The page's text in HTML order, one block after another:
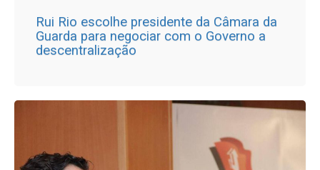
Rui Rio escolhe presidente da Câmara da
Guarda para negociar com o Governo a
descentralização